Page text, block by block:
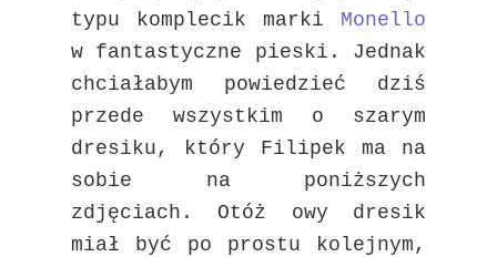
typu komplecik marki Monello
w fantastyczne pieski. Jednak
chciałabym powiedzieć dziś
przede wszystkim o szarym
dresiku, który Filipek ma na
sobie na poniższych
zdjęciach. Otóż owy dresik
miał być po prostu kolejnym,